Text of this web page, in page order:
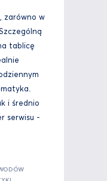
zarówno w
tablicę
i średnio
serwisu -